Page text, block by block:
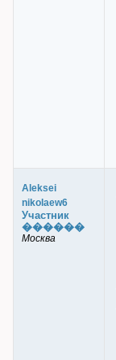
Aleksei
nikolaew6
Участник
������
Москва